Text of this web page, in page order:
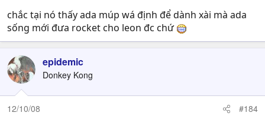
chắc tại nó thấy ada múp wá định để dành xài mà ada
sống mới đưa rocket cho leon đc chứ
epidemic
Donkey Kong
12/10/08 #184